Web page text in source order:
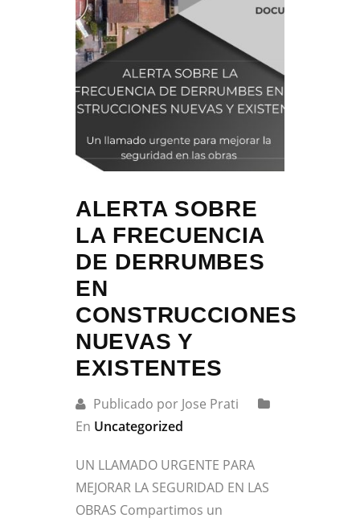
ALERTA SOBRE
LA FRECUENCIA
DE DERRUMBES
EN
CONSTRUCCIONES
NUEVAS Y
EXISTENTES
Publicado por Jose Prati
En Uncategorized
UN LLAMADO URGENTE PARA
MEJORAR LA SEGURIDAD EN LAS
OBRAS Compartimos un